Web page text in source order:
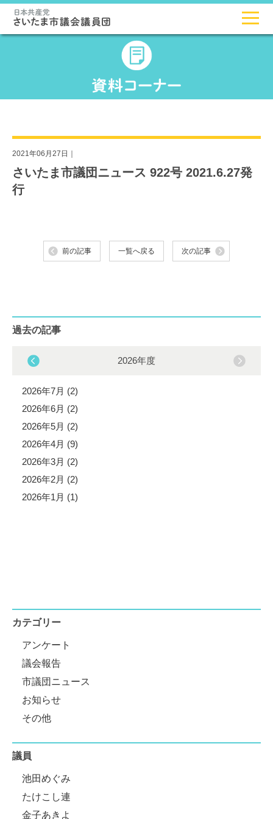
2021年06月27日｜
さいたま市議団ニュース 922号 2021.6.27発
行
前の記事 一覧へ戻る 次の記事
過去の記事
2026年度
2026年7月 (2)
2026年6月 (2)
2026年5月 (2)
2026年4月 (9)
2026年3月 (2)
2026年2月 (2)
2026年1月 (1)
カテゴリー
アンケート
議会報告
市議団ニュース
お知らせ
その他
議員
池田めぐみ
たけこし連
金子あきよ